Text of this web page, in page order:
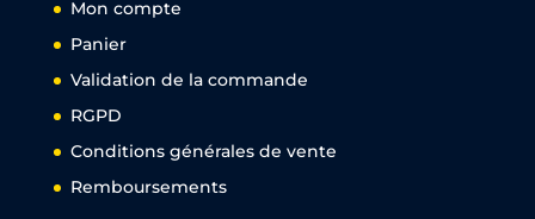
Mon compte
Panier
Validation de la commande
RGPD
Conditions générales de vente
Remboursements